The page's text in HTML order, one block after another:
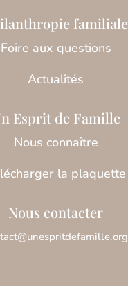
familiale
Foire aux questions
Actualités
Esprit de Famille
Nous connaître
la plaquette
Nous contacter